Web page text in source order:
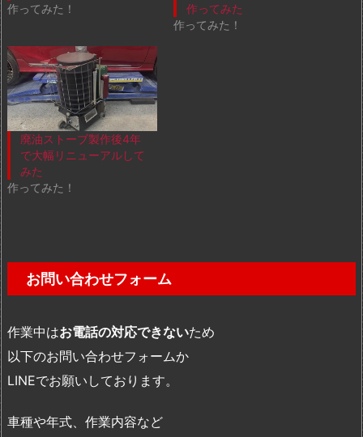
作ってみた！
作ってみた
作ってみた！
廃油ストーブ製作後4年
で大幅リニューアルして
みた
作ってみた！
お問い合わせフォーム
作業中はお電話の対応できないため
以下のお問い合わせフォームか
LINEでお願いしております。
車種や年式、作業内容など